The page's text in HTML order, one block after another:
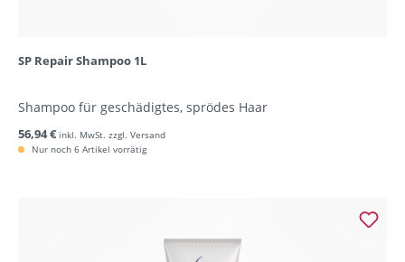
SP Repair Shampoo 1L
Shampoo für geschädigtes, sprödes Haar
56,94 € inkl. MwSt. zzgl. Versand
Nur noch 6 Artikel vorrätig